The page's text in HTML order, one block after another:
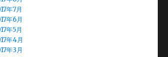
年7月
年6月
年5月
年4月
年3月